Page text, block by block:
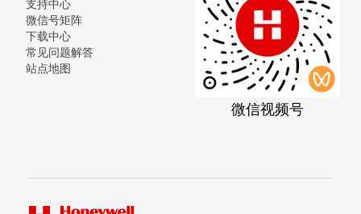
支持中心
微信号矩阵
下载中心
常见问题解答
站点地图
微信视频号